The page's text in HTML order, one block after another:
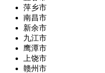
萍乡市
南昌市
新余市
九江市
鹰潭市
上饶市
赣州市